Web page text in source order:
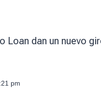
Loan dan un nuevo
pm